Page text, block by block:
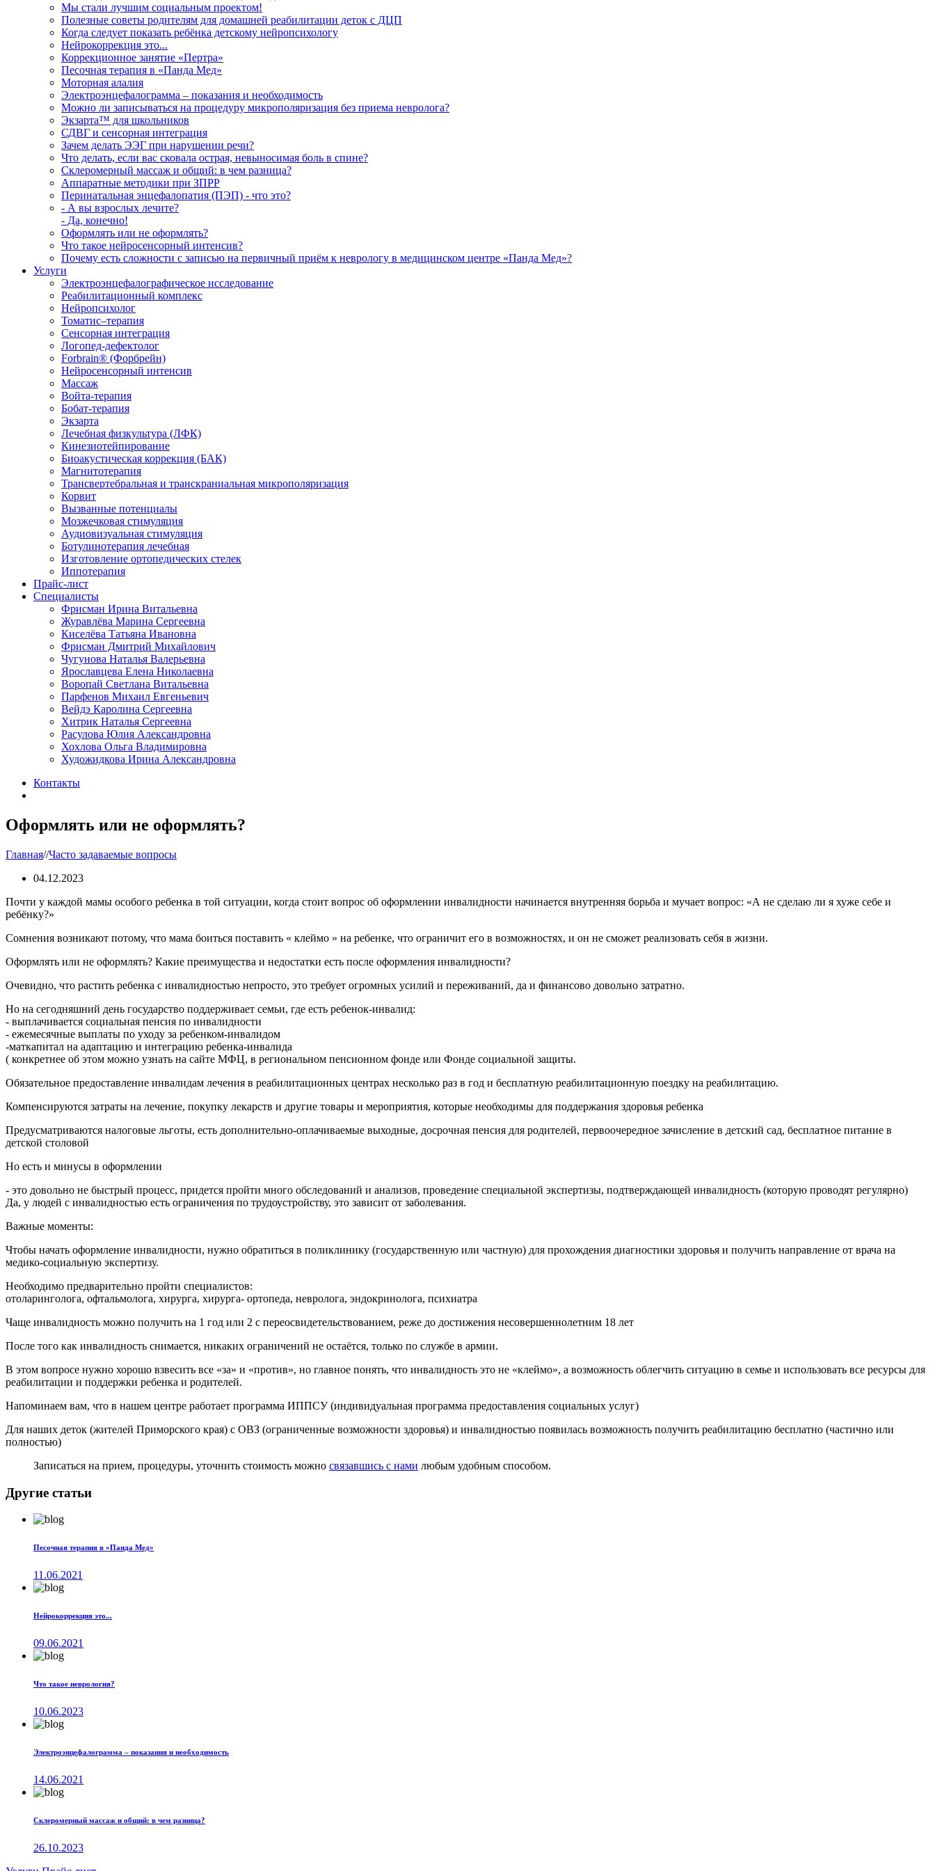
Мы стали лучшим социальным проектом!
Полезные советы родителям для домашней реабилитации деток с ДЦП
Когда следует показать ребёнка детскому нейропсихологу
Нейрокоррекция это...
Коррекционное занятие «Пертра»
Песочная терапия в «Панда Мед»
Моторная алалия
Электроэнцефалограмма – показания и необходимость
Можно ли записываться на процедуру микрополяризация без приема невролога?
Экзарта™ для школьников
СДВГ и сенсорная интеграция
Зачем делать ЭЭГ при нарушении речи?
Что делать, если вас сковала острая, невыносимая боль в спине?
Склеромерный массаж и общий: в чем разница?
Аппаратные методики при ЗПРР
Перинатальная энцефалопатия (ПЭП) - что это?
- А вы взрослых лечите?
- Да, конечно!
Оформлять или не оформлять?
Что такое нейросенсорный интенсив?
Почему есть сложности с записью на первичный приём к неврологу в медицинском центре «Панда Мед»?
Услуги
Электроэнцефалографическое исследование
Реабилитационный комплекс
Нейропсихолог
Томатис–терапия
Сенсорная интеграция
Логопед-дефектолог
Forbrain® (Форбрейн)
Нейросенсорный интенсив
Массаж
Войта-терапия
Бобат-терапия
Экзарта
Лечебная физкультура (ЛФК)
Кинезиотейпирование
Биоакустическая коррекция (БАК)
Магнитотерапия
Трансвертебральная и транскраниальная микрополяризация
Корвит
Вызванные потенциалы
Мозжечковая стимуляция
Аудиовизуальная стимуляция
Ботулинотерапия лечебная
Изготовление ортопедических стелек
Иппотерапия
Прайс-лист
Специалисты
Фрисман Ирина Витальевна
Журавлёва Марина Сергеевна
Киселёва Татьяна Ивановна
Фрисман Дмитрий Михайлович
Чугунова Наталья Валерьевна
Ярославцева Елена Николаевна
Воропай Светлана Витальевна
Парфенов Михаил Евгеньевич
Вейдэ Каролина Сергеевна
Хитрик Наталья Сергеевна
Расулова Юлия Александровна
Хохлова Ольга Владимировна
Художидкова Ирина Александровна
Контакты
Оформлять или не оформлять?
Главная//Часто задаваемые вопросы
04.12.2023
Почти у каждой мамы особого ребенка в той ситуации, когда стоит вопрос об оформлении инвалидности начинается внутренняя борьба и мучает вопрос: «А не сделаю ли я хуже себе и
ребёнку?»
Сомнения возникают потому, что мама боиться поставить « клеймо » на ребенке, что ограничит его в возможностях, и он не сможет реализовать себя в жизни.
Оформлять или не оформлять? Какие преимущества и недостатки есть после оформления инвалидности?
Очевидно, что растить ребенка с инвалидностью непросто, это требует огромных усилий и переживаний, да и финансово довольно затратно.
Но на сегодняшний день государство поддерживает семьи, где есть ребенок-инвалид:
- выплачивается социальная пенсия по инвалидности
- ежемесячные выплаты по уходу за ребенком-инвалидом
-маткапитал на адаптацию и интеграцию ребенка-инвалида
( конкретнее об этом можно узнать на сайте МФЦ, в региональном пенсионном фонде или Фонде социальной защиты.
Обязательное предоставление инвалидам лечения в реабилитационных центрах несколько раз в год и бесплатную реабилитационную поездку на реабилитацию.
Компенсируются затраты на лечение, покупку лекарств и другие товары и мероприятия, которые необходимы для поддержания здоровья ребенка
Предусматриваются налоговые льготы, есть дополнительно-оплачиваемые выходные, досрочная пенсия для родителей, первоочередное зачисление в детский сад, бесплатное питание в
детской столовой
Но есть и минусы в оформлении
- это довольно не быстрый процесс, придется пройти много обследований и анализов, проведение специальной экспертизы, подтверждающей инвалидность (которую проводят регулярно)
Да, у людей с инвалидностью есть ограничения по трудоустройству, это зависит от заболевания.
Важные моменты:
Чтобы начать оформление инвалидности, нужно обратиться в поликлинику (государственную или частную) для прохождения диагностики здоровья и получить направление от врача на
медико-социальную экспертизу.
Необходимо предварительно пройти специалистов:
отоларинголога, офтальмолога, хирурга, хирурга- ортопеда, невролога, эндокринолога, психиатра
Чаще инвалидность можно получить на 1 год или 2 с переосвидетельствованием, реже до достижения несовершеннолетним 18 лет
После того как инвалидность снимается, никаких ограничений не остаётся, только по службе в армии.
В этом вопросе нужно хорошо взвесить все «за» и «против», но главное понять, что инвалидность это не «клеймо», а возможность облегчить ситуацию в семье и использовать все ресурсы для
реабилитации и поддержки ребенка и родителей.
Напоминаем вам, что в нашем центре работает программа ИППСУ (индивидуальная программа предоставления социальных услуг)
Для наших деток (жителей Приморского края) с ОВЗ (ограниченные возможности здоровья) и инвалидностью появилась возможность получить реабилитацию бесплатно (частично или
полностью)
Записаться на прием, процедуры, уточнить стоимость можно связавшись с нами любым удобным способом.
Другие статьи
Песочная терапия в «Панда Мед»
11.06.2021
Нейрокоррекция это...
09.06.2021
Что такое неврология?
10.06.2023
Электроэнцефалограмма – показания и необходимость
14.06.2021
Склеромерный массаж и общий: в чем разница?
26.10.2023